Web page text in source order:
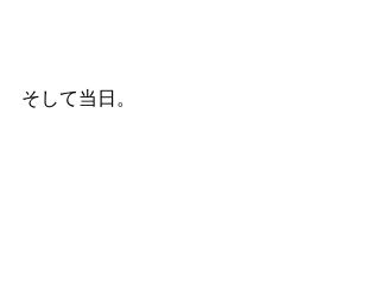
そして当日。